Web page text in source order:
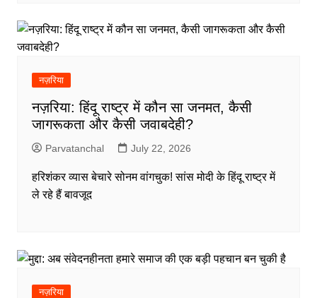
नज़रिया
नज़रिया: हिंदू राष्ट्र में कौन सा जनमत, कैसी
जागरूकता और कैसी जवाबदेही?
Parvatanchal July 22, 2026
हरिशंकर व्यास बेचारे सोनम वांगचुक! सांस मोदी के हिंदू राष्ट्र में
ले रहे हैं बावजूद
नज़रिया